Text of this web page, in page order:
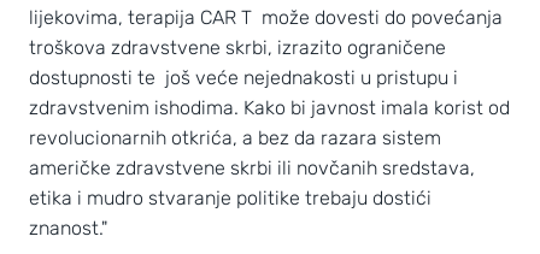
lijekovima, terapija CAR T može dovesti do povećanja
troškova zdravstvene skrbi, izrazito ograničene
dostupnosti te još veće nejednakosti u pristupu i
zdravstvenim ishodima. Kako bi javnost imala korist od
revolucionarnih otkrića, a bez da razara sistem
američke zdravstvene skrbi ili novčanih sredstava,
etika i mudro stvaranje politike trebaju dostići
znanost."